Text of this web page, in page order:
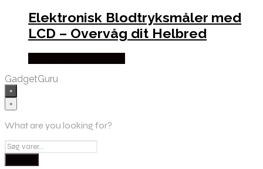
Elektronisk Blodtryksmåler med
LCD – Overvåg dit Helbred
GadgetGuru
×
×
What are you looking for?